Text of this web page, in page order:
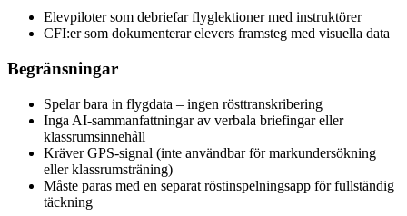
Elevpiloter som debriefar flyglektioner med instruktörer
CFI:er som dokumenterar elevers framsteg med visuella data
Begränsningar
Spelar bara in flygdata – ingen rösttranskribering
Inga AI-sammanfattningar av verbala briefingar eller
klassrumsinnehåll
Kräver GPS-signal (inte användbar för markundersökning
eller klassrumsträning)
Måste paras med en separat röstinspelningsapp för fullständig
täckning